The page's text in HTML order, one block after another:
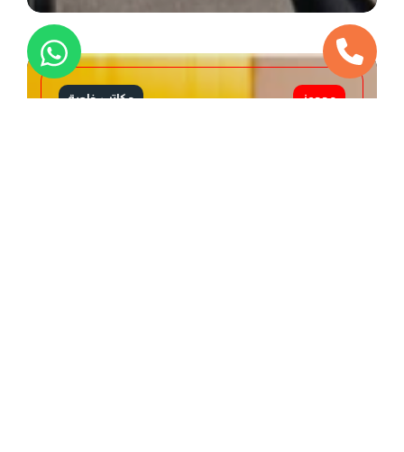
مكاتب خاصة محجوز